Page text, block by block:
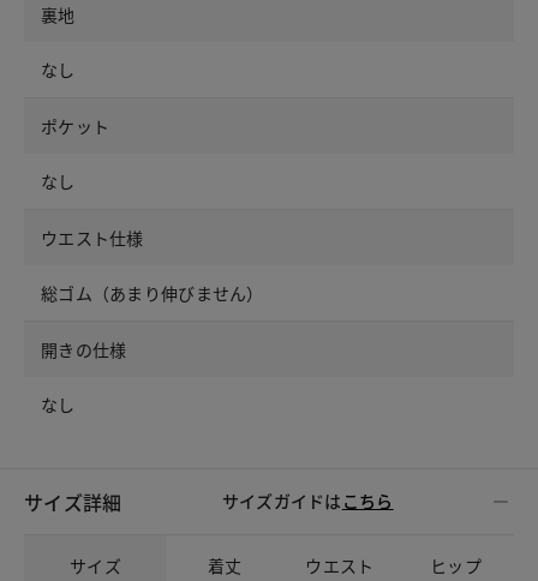
裏地
なし
ポケット
なし
ウエスト仕様
総ゴム（あまり伸びません）
開きの仕様
なし
サイズ詳細 サイズガイドは こちら
サイズ 着丈 ウエスト ヒップ